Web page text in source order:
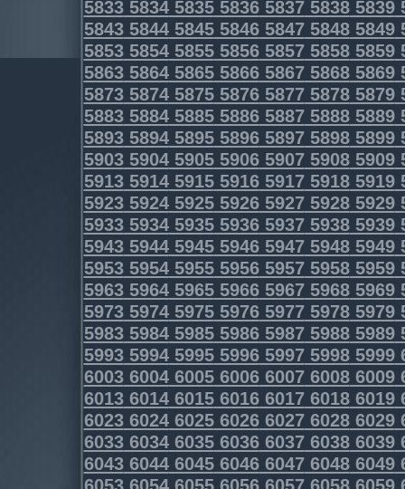
5833583458355836583758385839
5843584458455846584758485849
5853585458555856585758585859
5863586458655866586758685869
5873587458755876587758785879
5883588458855886588758885889
5893589458955896589758985899
5903590459055906590759085909
5913591459155916591759185919
5923592459255926592759285929
5933593459355936593759385939
5943594459455946594759485949
5953595459555956595759585959
5963596459655966596759685969
5973597459755976597759785979
5983598459855986598759885989
5993599459955996599759985999
6003600460056006600760086009
6013601460156016601760186019
6023602460256026602760286029
6033603460356036603760386039
6043604460456046604760486049